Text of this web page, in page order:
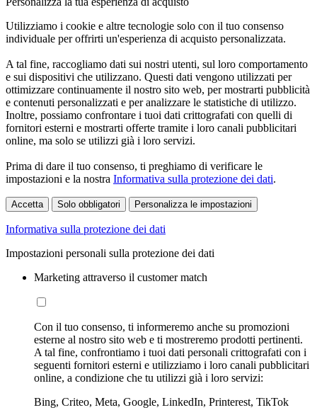
Utilizziamo i cookie e altre tecnologie solo con il tuo consenso
individuale per offrirti un'esperienza di acquisto personalizzata.
A tal fine, raccogliamo dati sui nostri utenti, sul loro comportamento
e sui dispositivi che utilizzano. Questi dati vengono utilizzati per
ottimizzare continuamente il nostro sito web, per mostrarti pubblicità
e contenuti personalizzati e per analizzare le statistiche di utilizzo.
Inoltre, possiamo confrontare i tuoi dati crittografati con quelli di
fornitori esterni e mostrarti offerte tramite i loro canali pubblicitari
online, ma solo se utilizzi già i loro servizi.
Prima di dare il tuo consenso, ti preghiamo di verificare le
impostazioni e la nostra Informativa sulla protezione dei dati.
Accetta Solo obbligatori Personalizza le impostazioni
Informativa sulla protezione dei dati
Impostazioni personali sulla protezione dei dati
Marketing attraverso il customer match
Con il tuo consenso, ti informeremo anche su promozioni
esterne al nostro sito web e ti mostreremo prodotti pertinenti.
A tal fine, confrontiamo i tuoi dati personali crittografati con i
seguenti fornitori esterni e utilizziamo i loro canali pubblicitari
online, a condizione che tu utilizzi già i loro servizi:
Bing, Criteo, Meta, Google, LinkedIn, Printerest, TikTok